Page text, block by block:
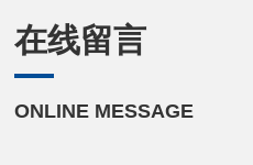
在线留言
ONLINE MESSAGE